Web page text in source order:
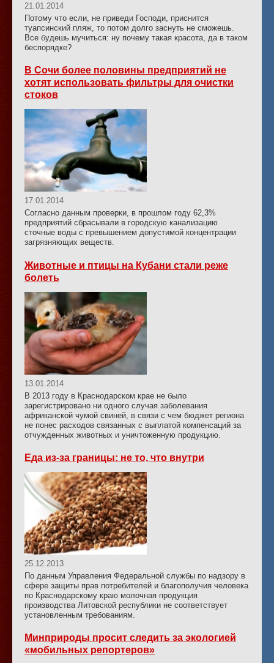
21.01.2014
Потому что если, не приведи Господи, приснится
туапсинский пляж, то потом долго заснуть не сможешь.
Все будешь мучиться: ну почему такая красота, да в таком
беспорядке?
В Сочи более половины предприятий не
хотят использовать фильтры для очистки
стоков
17.01.2014
Согласно данным проверки, в прошлом году 62,3%
предприятий сбрасывали в городскую канализацию
сточные воды с превышением допустимой концентрации
загрязняющих веществ.
Животные и птицы на Кубани стали реже
болеть
13.01.2014
В 2013 году в Краснодарском крае не было
зарегистрировано ни одного случая заболевания
африканской чумой свиней, в связи с чем бюджет региона
не понес расходов связанных с выплатой компенсаций за
отчужденных животных и уничтоженную продукцию.
Еда из-за границы: не то, что внутри
25.12.2013
По данным Управления Федеральной службы по надзору в
сфере защиты прав потребителей и благополучия человека
по Краснодарскому краю молочная продукция
производства Литовской республики не соответствует
установленным требованиям.
Минприроды просит следить за экологией
«мобильных репортеров»